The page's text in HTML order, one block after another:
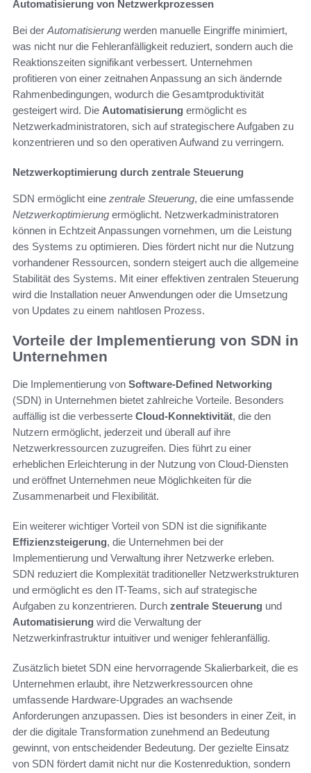
Automatisierung von Netzwerkprozessen
Bei der Automatisierung werden manuelle Eingriffe minimiert,
was nicht nur die Fehleranfälligkeit reduziert, sondern auch die
Reaktionszeiten signifikant verbessert. Unternehmen
profitieren von einer zeitnahen Anpassung an sich ändernde
Rahmenbedingungen, wodurch die Gesamtproduktivität
gesteigert wird. Die Automatisierung ermöglicht es
Netzwerkadministratoren, sich auf strategischere Aufgaben zu
konzentrieren und so den operativen Aufwand zu verringern.
Netzwerkoptimierung durch zentrale Steuerung
SDN ermöglicht eine zentrale Steuerung, die eine umfassende
Netzwerkoptimierung ermöglicht. Netzwerkadministratoren
können in Echtzeit Anpassungen vornehmen, um die Leistung
des Systems zu optimieren. Dies fördert nicht nur die Nutzung
vorhandener Ressourcen, sondern steigert auch die allgemeine
Stabilität des Systems. Mit einer effektiven zentralen Steuerung
wird die Installation neuer Anwendungen oder die Umsetzung
von Updates zu einem nahtlosen Prozess.
Vorteile der Implementierung von SDN in
Unternehmen
Die Implementierung von Software-Defined Networking
(SDN) in Unternehmen bietet zahlreiche Vorteile. Besonders
auffällig ist die verbesserte Cloud-Konnektivität, die den
Nutzern ermöglicht, jederzeit und überall auf ihre
Netzwerkressourcen zuzugreifen. Dies führt zu einer
erheblichen Erleichterung in der Nutzung von Cloud-Diensten
und eröffnet Unternehmen neue Möglichkeiten für die
Zusammenarbeit und Flexibilität.
Ein weiterer wichtiger Vorteil von SDN ist die signifikante
Effizienzsteigerung, die Unternehmen bei der
Implementierung und Verwaltung ihrer Netzwerke erleben.
SDN reduziert die Komplexität traditioneller Netzwerkstrukturen
und ermöglicht es den IT-Teams, sich auf strategische
Aufgaben zu konzentrieren. Durch zentrale Steuerung und
Automatisierung wird die Verwaltung der
Netzwerkinfrastruktur intuitiver und weniger fehleranfällig.
Zusätzlich bietet SDN eine hervorragende Skalierbarkeit, die es
Unternehmen erlaubt, ihre Netzwerkressourcen ohne
umfassende Hardware-Upgrades an wachsende
Anforderungen anzupassen. Dies ist besonders in einer Zeit, in
der die digitale Transformation zunehmend an Bedeutung
gewinnt, von entscheidender Bedeutung. Der gezielte Einsatz
von SDN fördert damit nicht nur die Kostenreduktion, sondern